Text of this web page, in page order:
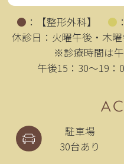
（院長
ため）
通常通
います。
● ： 【整形外科】 ● ：
休診日：火曜午後・木
※診療時間は
午後15：30～19：
駐車場
30台あり